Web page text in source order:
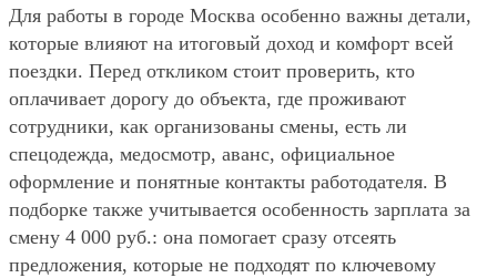
Для работы в городе Москва особенно важны детали,
которые влияют на итоговый доход и комфорт всей
поездки. Перед откликом стоит проверить, кто
оплачивает дорогу до объекта, где проживают
сотрудники, как организованы смены, есть ли
спецодежда, медосмотр, аванс, официальное
оформление и понятные контакты работодателя. В
подборке также учитывается особенность зарплата за
смену 4 000 руб.: она помогает сразу отсеять
предложения, которые не подходят по ключевому